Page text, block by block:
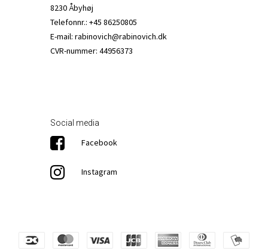
8230 Åbyhøj
Telefonnr.: +45 86250805
E-mail: rabinovich@rabinovich.dk
CVR-nummer: 44956373
Social media
Facebook
Instagram